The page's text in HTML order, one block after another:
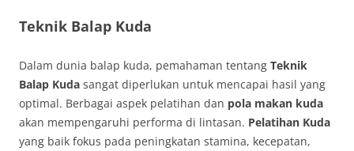
Teknik Balap Kuda
Dalam dunia balap kuda, pemahaman tentang Teknik
Balap Kuda sangat diperlukan untuk mencapai hasil yang
optimal. Berbagai aspek pelatihan dan pola makan kuda
akan mempengaruhi performa di lintasan. Pelatihan Kuda
yang baik fokus pada peningkatan stamina, kecepatan,